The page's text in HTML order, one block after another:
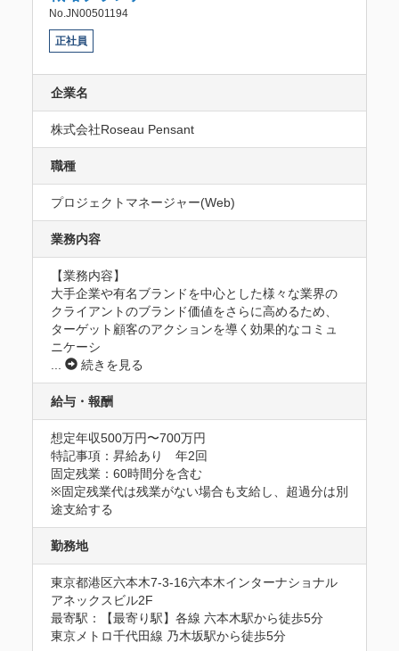
No.JN00501194
正社員
企業名
株式会社Roseau Pensant
職種
プロジェクトマネージャー(Web)
業務内容
【業務内容】
大手企業や有名ブランドを中心とした様々な業界の
クライアントのブランド価値をさらに高めるため、
ターゲット顧客のアクションを導く効果的なコミュ
ニケーシ
続きを見る
給与・報酬
想定年収500万円〜700万円
特記事項：昇給あり　年2回
固定残業：60時間分を含む
※固定残業代は残業がない場合も支給し、超過分は別
途支給する
勤務地
東京都港区六本木7-3-16六本木インターナショナル
アネックスビル2F
最寄駅：【最寄り駅】各線 六本木駅から徒歩5分
東京メトロ千代田線 乃木坂駅から徒歩5分